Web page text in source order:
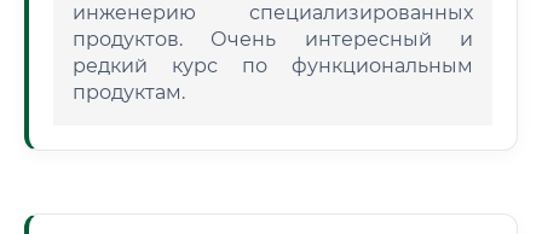
инженерию специализированных
продуктов. Очень интересный и
редкий курс по функциональным
продуктам.